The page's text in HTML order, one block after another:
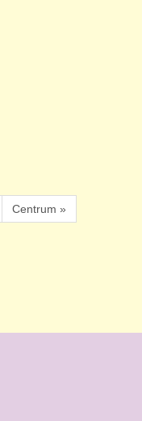
Centrum »